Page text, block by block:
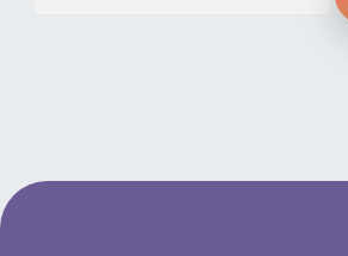
ilbet giriş